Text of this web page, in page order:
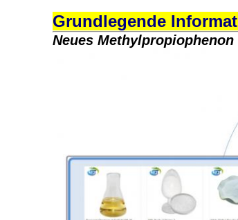
Grundlegende
Neues